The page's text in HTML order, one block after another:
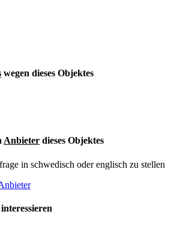
wegen dieses Objektes
Anbieter dieses Objektes
in schwedisch oder englisch zu stellen